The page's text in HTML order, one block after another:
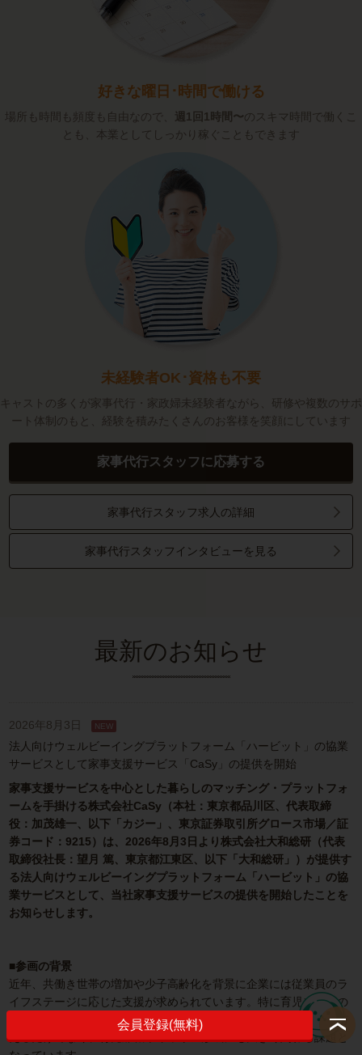
好きな曜日･時間で働ける
場所も時間も頻度も自由なので、 週1回1時間〜のスキマ時間で働くこ
とも、本業としてしっかり稼ぐこともできます
未経験者OK･資格も不要
キャストの多くが家事代行・家政婦未経験者ながら、研修や複数のサポ
ート体制のもと、経験を積みたくさんのお客様を笑顔にしています
家事代行スタッフに応募する
家事代行スタッフ求人の詳細
家事代行スタッフインタビューを見る
最新のお知らせ
2026年8月3日
法人向けウェルビーイングプラットフォーム「ハービット」の協業
サービスとして家事支援サービス「CaSy」の提供を開始
家事支援サービスを中心とした暮らしのマッチング・プラットフォ
ームを手掛ける株式会社CaSy（本社：東京都品川区、代表取締
役：加茂雄一、以下「カジー」、東京証券取引所グロース市場／証
券コード：9215）は、2026年8月3日より株式会社大和総研（代表
取締役社長：望月 篤、東京都江東区、以下「大和総研」）が提供す
る法人向けウェルビーイングプラットフォーム「ハービット」の協
業サービスとして、当社家事支援サービスの提供を開始したことを
お知らせします。
■参画の背景
近年、共働き世帯の増加や少子高齢化を背景に企業には従業員のラ
イフステージに応じた支援が求められています。特に育児や家事の
負担は従業員の心身の健康や生産性、エンゲージメントに影響を与
えるだけでなく、育児離職やキャリア形成にも大きく関わる課題と
会員登録(無料)